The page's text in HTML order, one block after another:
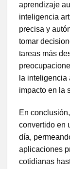
aprendizaje
inteligencia
precisa y
tomar
tareas más
la inteligencia
impacto en la
En
convertido en
día,
aplicaciones
cotidianas